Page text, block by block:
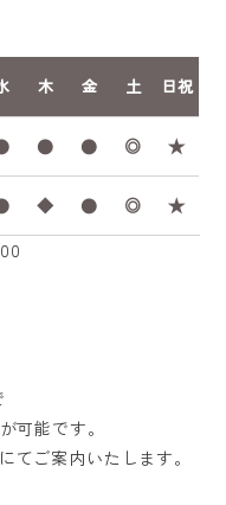
木 金 土 日祝
● ● ◎ ★
◆ ● ◎
★
可能です。
ご案内いたします。